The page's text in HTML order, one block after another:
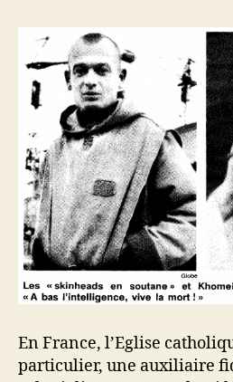
En France, l’Eglise
particulier, une auxiliaire